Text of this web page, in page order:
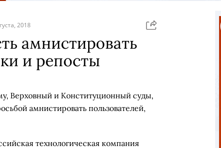
2018
амнистировать
и репосты
Верховный и Конституционный суды,
амнистировать пользователей,
технологическая компания